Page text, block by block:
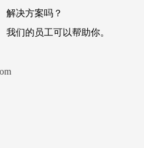
解决方案吗？
我们的员工可以帮助你。